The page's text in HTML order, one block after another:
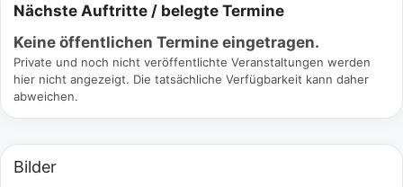
Nächste Auftritte / belegte Termine
Keine öffentlichen Termine eingetragen.
Private und noch nicht veröffentlichte Veranstaltungen werden
hier nicht angezeigt. Die tatsächliche Verfügbarkeit kann daher
abweichen.
Bilder